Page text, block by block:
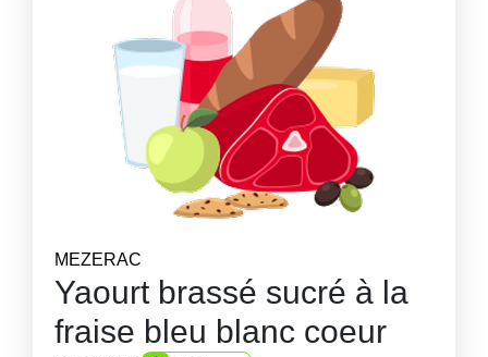
MEZERAC
Yaourt brassé sucré à la
fraise bleu blanc coeur